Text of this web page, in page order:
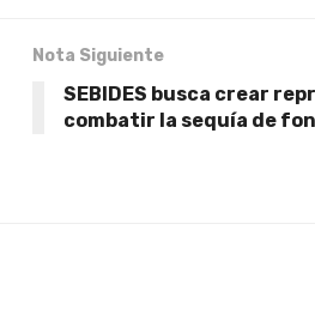
Nota Siguiente
SEBIDES busca crear
combatir la sequía de